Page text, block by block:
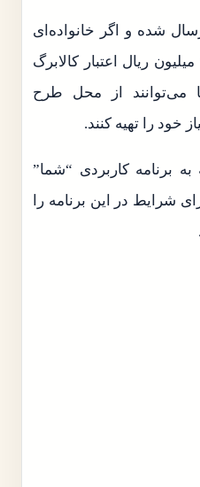
شده و اگر خانواده‌ای
در دهک یک تا پنج قرار دارد۱۰ میلیون ریال اعتبار کالابرگ
می‌توانند از محل طرح
خود را تهیه کنند.
به برنامه کاربردی “شما”
شرایط در این برنامه را